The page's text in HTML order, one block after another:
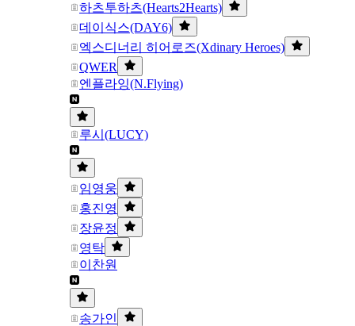
하츠투하츠(Hearts2Hearts)
데이식스(DAY6)
엑스디너리 히어로즈(Xdinary Heroes)
QWER
엔플라잉(N.Flying)
루시(LUCY)
임영웅
홍진영
장윤정
영탁
이찬원
송가인